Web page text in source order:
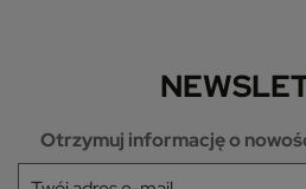
Otrzymuj informację o